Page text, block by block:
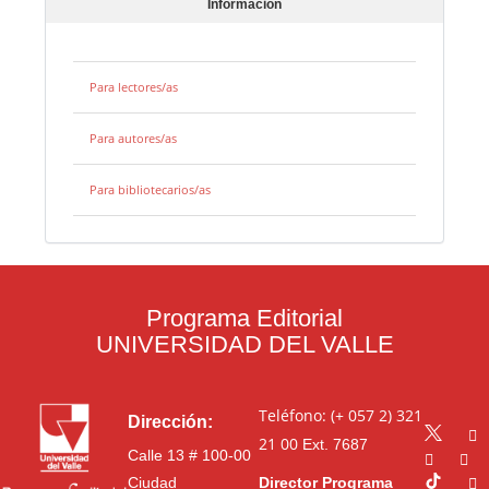
Información
Para lectores/as
Para autores/as
Para bibliotecarios/as
Programa Editorial
UNIVERSIDAD DEL VALLE
Dirección:
Calle 13 # 100-00
Ciudad
Teléfono: (+ 057 2) 321
21 00Ext. 7687
Director Programa